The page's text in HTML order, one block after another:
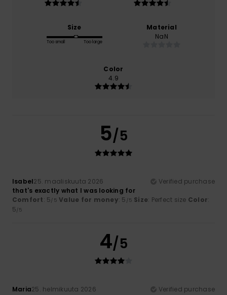
Size
Too small Too large
Material
NaN
Color
4.9
5/5
Isabel25. maaliskuuta 2026
Verified purchase
that's exactly what I was looking for
Comfort: 5/5 Value for money: 5 /5 Size: Perfect size Color:
5/5
4/5
Maria25. helmikuuta 2026
Verified purchase